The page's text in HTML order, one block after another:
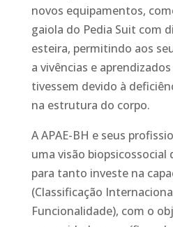
novos equipamentos,
gaiola do Pedia Suit com
esteira, permitindo aos
a vivências e
tivessem devido à
na estrutura do corpo.
A APAE-BH e seus
uma visão biopsicossocial
para tanto investe na
(Classificação
Funcionalidade), com o